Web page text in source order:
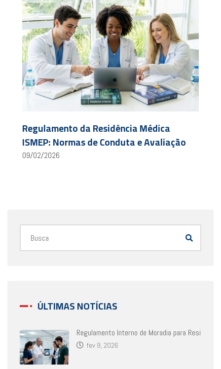
Regulamento da Residência Médica
ISMEP: Normas de Conduta e Avaliação
09/02/2026
ÚLTIMAS NOTÍCIAS
Regulamento Interno de Moradia para Resi
fev 9, 2026